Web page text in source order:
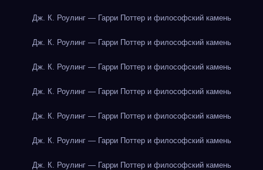
Дж. К. Роулинг — Гарри Поттер и философский камень
Дж. К. Роулинг — Гарри Поттер и философский камень
Дж. К. Роулинг — Гарри Поттер и философский камень
Дж. К. Роулинг — Гарри Поттер и философский камень
Дж. К. Роулинг — Гарри Поттер и философский камень
Дж. К. Роулинг — Гарри Поттер и философский камень
Дж. К. Роулинг — Гарри Поттер и философский камень